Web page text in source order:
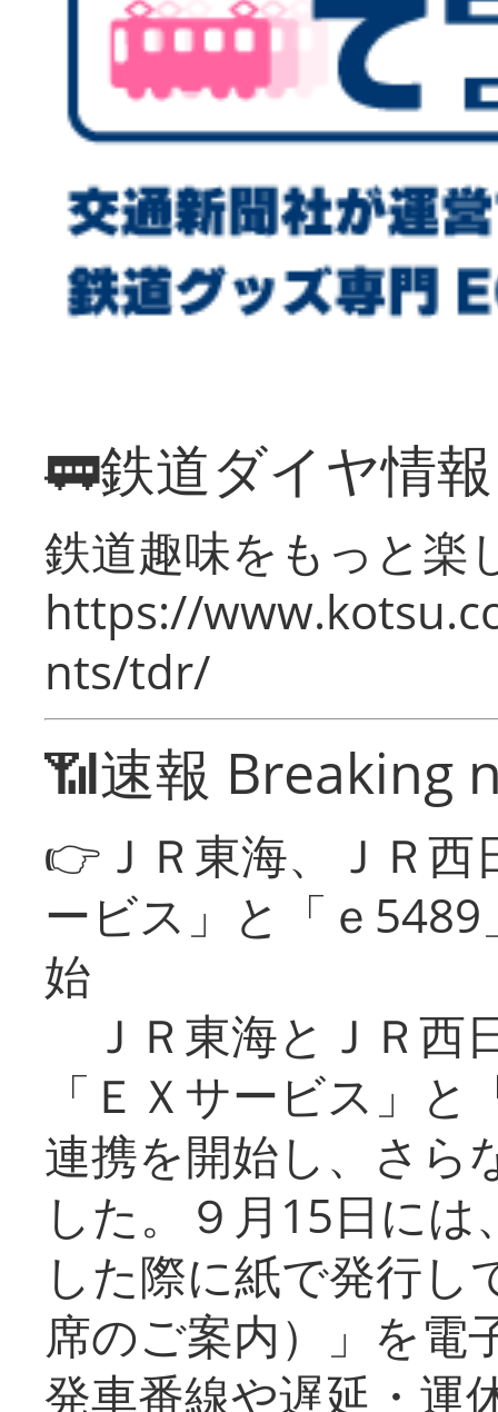
🚃鉄道ダイヤ情
鉄道趣味をもっと楽
https://
nts/tdr/
📶速報 Breaking
👉ＪＲ東海、ＪＲ
ービス」と「ｅ
始
ＪＲ東海とＪＲ西
「ＥＸサービス」
連携を開始し、さら
した。９月15日に
した際に紙で発行し
席のご案内）」を電
発車番線や遅延・運